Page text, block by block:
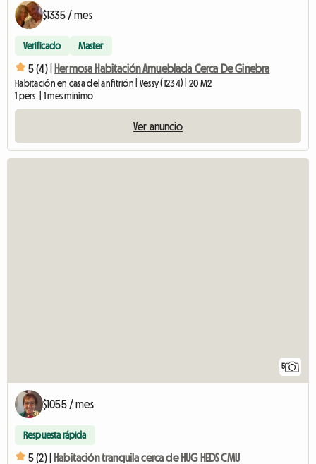
$1335 / mes
Verificado Master
5 (4) | Hermosa Habitación Amueblada Cerca De Ginebra
Habitación en casa del anfitrión | Vessy (1234) | 20 M2
1 pers. | 1 mes mínimo
Ver anuncio
5
$1055 / mes
Respuesta rápida
5 (2) | Habitación tranquila cerca de HUG HEDS CMU